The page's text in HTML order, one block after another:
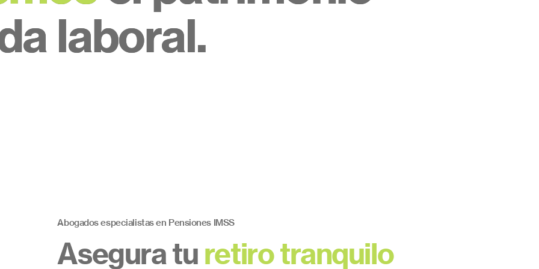
laboral.
laboral.
Abogados especialistas en Pensiones IMSS
Asegura tu retiro tranquilo